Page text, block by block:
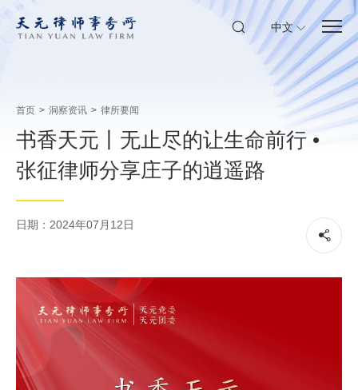
中文
首页 > 洞察资讯 > 律所要闻
书香天元丨无止尽的让生命前行 •
张征律师分享庄子的逍遥路
日期：2024年07月12日